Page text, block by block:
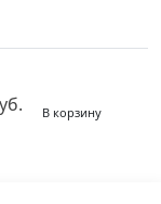
В корзину